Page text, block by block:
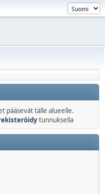
pääsevät tälle alueelle.
tunnuksella